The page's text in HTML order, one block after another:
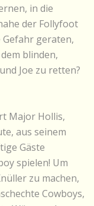
in die
der Follyfoot
geraten,
blinden,
Joe zu retten?
Major Hollis,
aus seinem
Gäste
spielen! Um
zu machen,
Cowboys,